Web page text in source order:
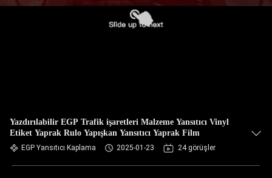
Yazdırılabilir EGP Trafik işaretleri Malzeme Yansıtıcı Vinyl
Etiket Yaprak Rulo Yapışkan Yansıtıcı Yaprak Film
EGP Yansıtıcı Kaplama 2025-01-23 24 görüşler